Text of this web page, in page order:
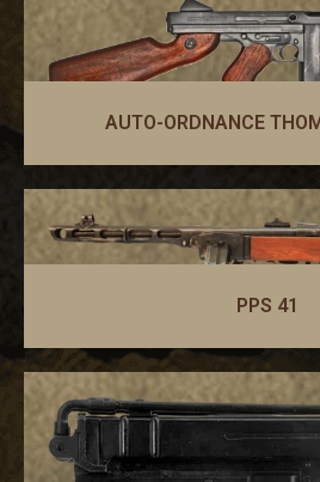
AUTO-ORDNANCE
PPS 41